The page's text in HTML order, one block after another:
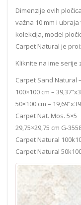
Dimenzije ovih
važna 10 mm i
kolekcija, model
Carpet Natural je
Kliknite na ime serije
Carpet Sand Natural
100×100 cm –
50×100 cm –
Carpet Nat. Mos. 5×5
29,75×29,75 cm G-
Carpet Natural
Carpet Natural